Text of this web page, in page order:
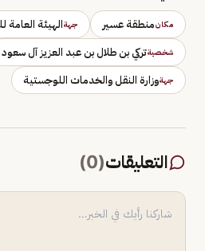
مكانمنطقة عسير جهةالهيئة
شخصيةتركي بن طلال بن عبد العزيز آل سعود
جهةوزارة النقل والخدمات اللوجستية
التعليقات(
0
)